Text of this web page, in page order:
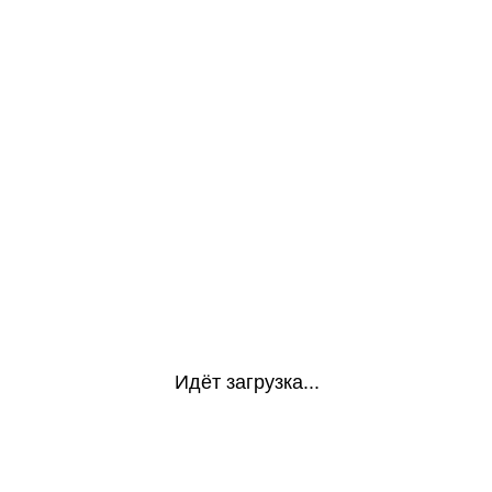
Идёт загрузка...